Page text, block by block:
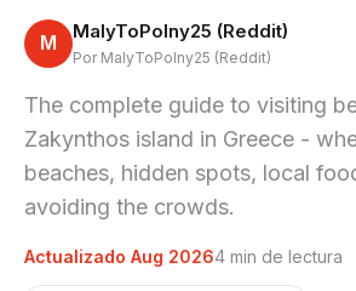
M MalyToPolny25 (Reddit)
Por MalyToPolny25 (Reddit)
The complete guide to visiting
Zakynthos island in Greece -
beaches, hidden spots, local
avoiding the crowds.
Actualizado Aug 20264 min de lectura